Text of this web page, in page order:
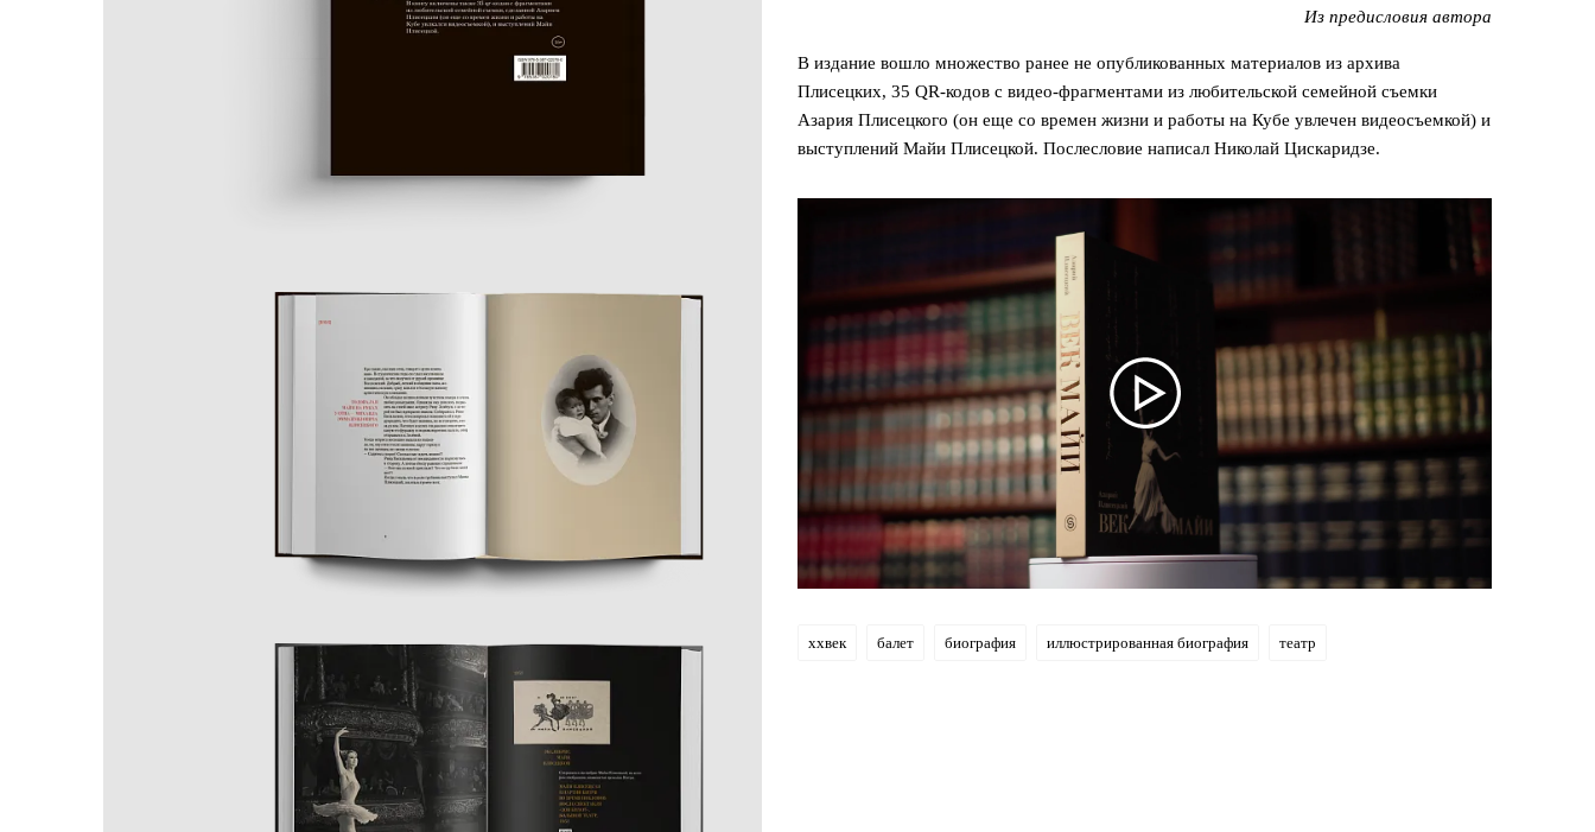
Из предисловия автора
В издание вошло множество ранее не опубликованных материалов из архива
Плисецких, 35 QR-кодов с видео-фрагментами из любительской семейной съемки
Азария Плисецкого (он еще со времен жизни и работы на Кубе увлечен видеосъемкой) и
выступлений Майи Плисецкой. Послесловие написал Николай Цискаридзе.
xxвек балет биография иллюстрированная биография театр